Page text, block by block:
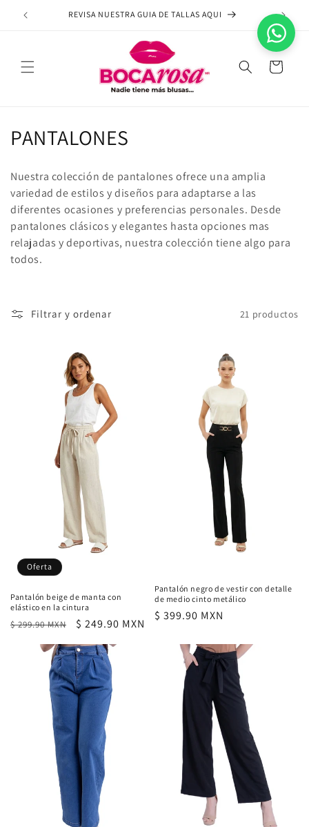
directamenteREVISA NUESTRA GUIA DE TALLAS AQUI
Carrito
C
l
e
c
c
ó
PANTALONES
Nuestra colección de pantalones ofrece una amplia
variedad de estilos y diseños para adaptarse a las
diferentes ocasiones y preferencias personales. Desde
pantalones clásicos y elegantes hasta opciones mas
relajadas y deportivas, nuestra colección tiene algo para
todos.
Filtrar y ordenar 21 productos
Oferta
Pantalón beige de manta con
elástico en la cintura
Precio
$ 299.90 MXN
Precio
oferta
$ 249.90 MXN
Pantalón negro de vestir con detalle
de medio cinto metálico
Precio
$ 399.90 MXN